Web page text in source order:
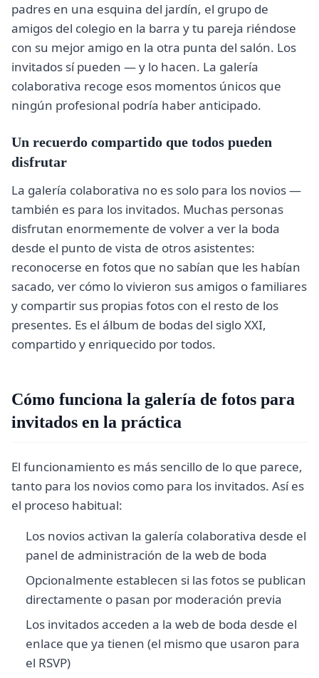
padres en una esquina del jardín, el grupo de
amigos del colegio en la barra y tu pareja riéndose
con su mejor amigo en la otra punta del salón. Los
invitados sí pueden — y lo hacen. La galería
colaborativa recoge esos momentos únicos que
ningún profesional podría haber anticipado.
Un recuerdo compartido que todos pueden
disfrutar
La galería colaborativa no es solo para los novios —
también es para los invitados. Muchas personas
disfrutan enormemente de volver a ver la boda
desde el punto de vista de otros asistentes:
reconocerse en fotos que no sabían que les habían
sacado, ver cómo lo vivieron sus amigos o familiares
y compartir sus propias fotos con el resto de los
presentes. Es el álbum de bodas del siglo XXI,
compartido y enriquecido por todos.
Cómo funciona la galería de fotos para
invitados en la práctica
El funcionamiento es más sencillo de lo que parece,
tanto para los novios como para los invitados. Así es
el proceso habitual:
Los novios activan la galería colaborativa desde el
panel de administración de la web de boda
Opcionalmente establecen si las fotos se publican
directamente o pasan por moderación previa
Los invitados acceden a la web de boda desde el
enlace que ya tienen (el mismo que usaron para
el RSVP)